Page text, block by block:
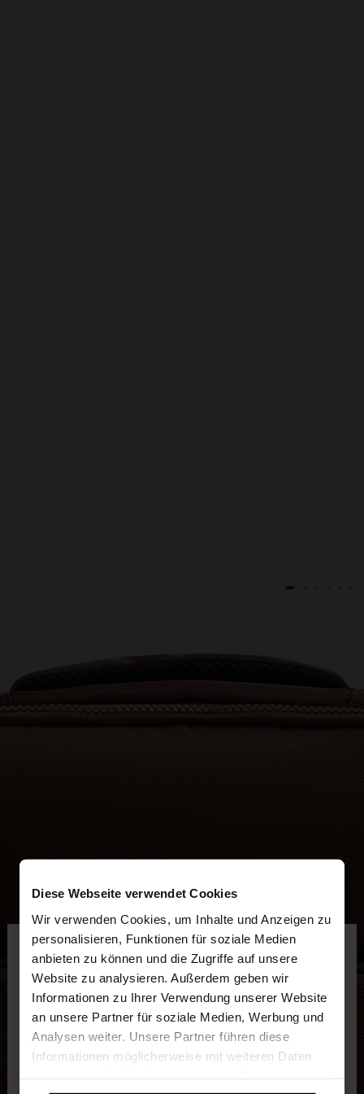
Diese Webseite verwendet Cookies
Wir verwenden Cookies, um Inhalte und Anzeigen zu
personalisieren, Funktionen für soziale Medien
anbieten zu können und die Zugriffe auf unsere
Website zu analysieren. Außerdem geben wir
Informationen zu Ihrer Verwendung unserer Website
an unsere Partner für soziale Medien, Werbung und
Analysen weiter. Unsere Partner führen diese
Informationen möglicherweise mit weiteren Daten
hallo
Sie greifen von Austria auf die Website zu.
Möchten Sie unsere United States Website